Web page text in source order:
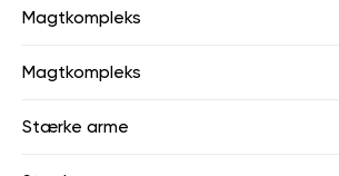
Magtkompleks
Magtkompleks
Stærke arme